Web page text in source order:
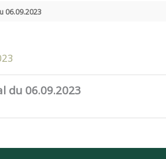
06.09.2023
du 06.09.2023